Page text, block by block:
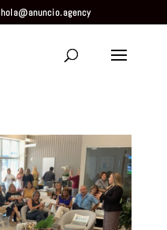
hola@anuncio.agency